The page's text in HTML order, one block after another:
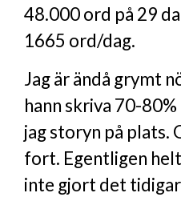
48.000 ord på 29
1665 ord/dag.
Jag är ändå grymt
hann skriva 70-
jag storyn på plats.
fort. Egentligen
inte gjort det